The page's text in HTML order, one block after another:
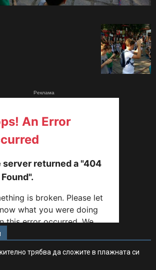
Реклама
трябва да сложите в плажната си